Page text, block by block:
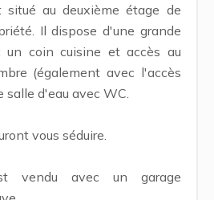
situé au deuxième étage de
Il dispose d'une grande
un coin cuisine et accès au
(également avec l'accès
salle d'eau avec WC.
vous séduire.
vendu avec un garage